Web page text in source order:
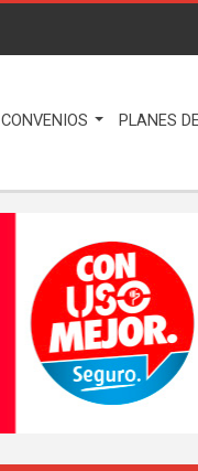
CONVENIOS PLANES